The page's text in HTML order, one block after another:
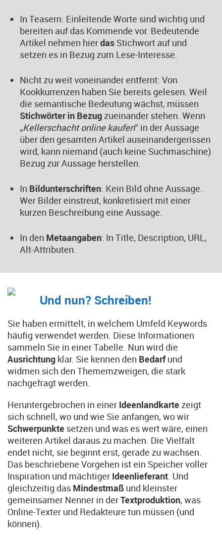
In Teasern: Einleitende Worte sind wichtig und
bereiten auf das Kommende vor. Bedeutende
Artikel nehmen hierdas Stichwort auf und
setzen es in Bezug zum Lese-Interesse.
Nicht zu weit voneinander entfernt: Von
Kookkurrenzen haben Sie bereits gelesen. Weil
die semantische Bedeutung wächst, müssen
Stichwörter in Bezugzueinander stehen. Wenn
„Kellerschacht online kaufen“ in der Aussage
über den gesamten Artikel auseinandergerissen
wird, kann niemand (auch keine Suchmaschine)
Bezug zur Aussage herstellen.
In Bildunterschriften: Kein Bild ohne Aussage.
Wer Bilder einstreut, konkretisiert mit einer
kurzen Beschreibung eine Aussage.
In den Metaangaben: In Title, Description, URL,
Alt-Attributen.
Und nun? Schreiben!
Sie haben ermittelt, in welchem Umfeld Keywords
häufig verwendet werden. Diese Informationen
sammeln Sie in einer Tabelle. Nun wird die
Ausrichtung klar. Sie kennen den Bedarfund
widmen sich den Thememzweigen, die stark
nachgefragt werden.
Heruntergebrochen in einer Ideenlandkarte zeigt
sich schnell, wo und wie Sie anfangen, wo wir
Schwerpunkte setzen und was es wert wäre, einen
weiteren Artikel daraus zu machen. Die Vielfalt
endet nicht, sie beginnt erst, gerade zu wachsen.
Das beschriebene Vorgehen ist ein Speicher voller
Inspiration und mächtiger Ideenlieferant. Und
gleichzeitig das Mindestmaß und kleinster
gemeinsamer Nenner in derTextproduktion, was
Online-Texter und Redakteure tun müssen (und
können).